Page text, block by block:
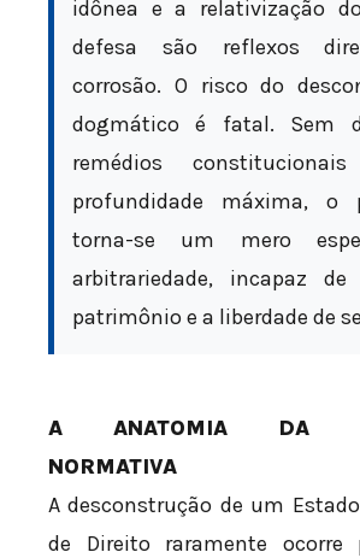
idônea e a relativização
defesa são reflexos
corrosão. O risco do
dogmático é fatal. Sem
remédios
profundidade máxima, o
torna-se um mero
arbitrariedade, incapaz
patrimônio e a liberdade de
A ANATOMIA DA
NORMATIVA
A desconstrução de um
de Direito raramente ocorre